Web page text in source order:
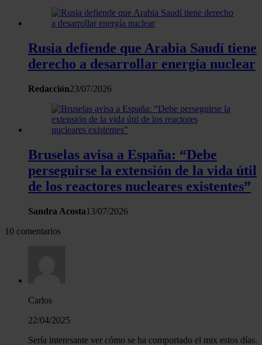
Rusia defiende que Arabia Saudí tiene
derecho a desarrollar energía nuclear
Redacción23/07/2026
Bruselas avisa a España: “Debe
perseguirse la extensión de la vida útil
de los reactores nucleares existentes”
Sandra Acosta13/07/2026
10 comentarios
Carlos
22/04/2025
Sería interesante ver cómo se ha comportado el mix estos días.